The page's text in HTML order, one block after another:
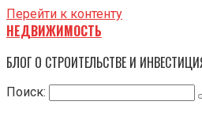
Перейти к контенту
НЕДВИЖИМОСТЬ
БЛОГ О СТРОИТЕЛЬСТВЕ И
Поиск: